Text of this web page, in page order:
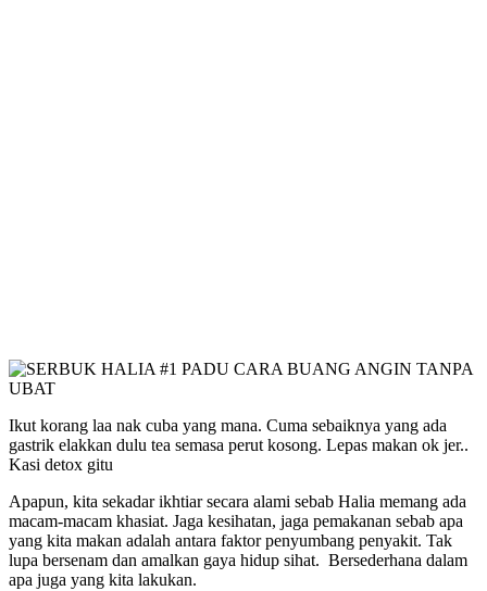
Ikut korang laa nak cuba yang mana. Cuma sebaiknya yang ada
gastrik elakkan dulu tea semasa perut kosong. Lepas makan ok jer..
Kasi detox gitu
Apapun, kita sekadar ikhtiar secara alami sebab Halia memang ada
macam-macam khasiat. Jaga kesihatan, jaga pemakanan sebab apa
yang kita makan adalah antara faktor penyumbang penyakit. Tak
lupa bersenam dan amalkan gaya hidup sihat. Bersederhana dalam
apa juga yang kita lakukan.